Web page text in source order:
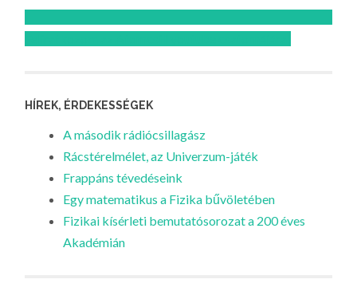
HÍREK, ÉRDEKESSÉGEK
A második rádiócsillagász
Rácstérelmélet, az Univerzum-játék
Frappáns tévedéseink
Egy matematikus a Fizika bűvöletében
Fizikai kísérleti bemutatósorozat a 200 éves
Akadémián